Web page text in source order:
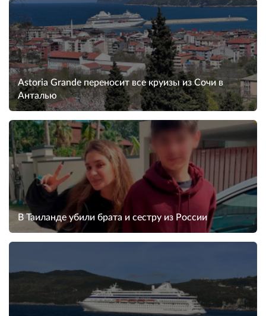
Astoria Grande переносит все круизы из Сочи в
Анталью
В Таиланде убили брата и сестру из России